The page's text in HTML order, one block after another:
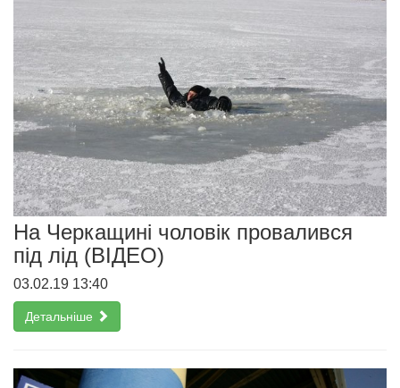
На Черкащині чоловік провалився
під лід (ВІДЕО)
03.02.19 13:40
Детальніше